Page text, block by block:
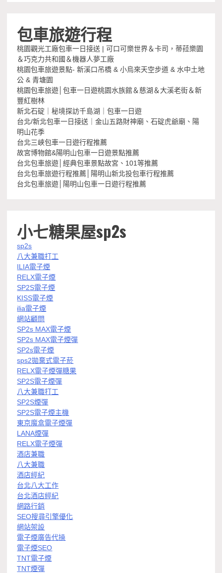
包車旅遊行程
桃園觀光工廠包車一日接送 | 可口可樂世界＆卡司，蒂菈樂園
＆巧克力共和國＆機器人夢工廠
桃園包車旅遊景點- 新溪口吊橋 & 小烏來天空步道 & 水中土地
公 & 青塘園
桃園包車旅遊│包車一日遊桃園水族館＆慈湖＆大溪老街＆新
豐紅樹林
新北石碇｜秘境探訪千島湖｜包車一日遊
台北/新北包車一日接送｜金山五路財神廟、石碇虎爺廟、陽
明山花季
台北三峽包車一日遊行程推薦
故宮博物館&陽明山包車一日遊景點推薦
台北包車旅遊│經典包車景點故宮、101等推薦
台北包車旅遊行程推薦│陽明山新北投包車行程推薦
台北包車旅遊│陽明山包車一日遊行程推薦
小七糖果屋sp2s
sp2s
八大兼職打工
ILIA電子煙
RELX電子煙
SP2S電子煙
KISS電子煙
ilia電子煙
網站顧問
SP2s MAX電子煙
SP2s MAX電子煙彈
SP2s電子煙
sps2拋棄式電子菸
RELX電子煙彈糖果
SP2S電子煙彈
八大兼職打工
SP2S煙彈
SP2S電子煙主機
東京魔盒電子煙彈
LANA煙彈
RELX電子煙彈
酒店兼職
八大兼職
酒店經紀
台北八大工作
台北酒店經紀
網路行銷
SEO搜尋引擎優化
網站架設
電子煙廣告代操
電子煙SEO
TNT電子煙
TNT煙彈